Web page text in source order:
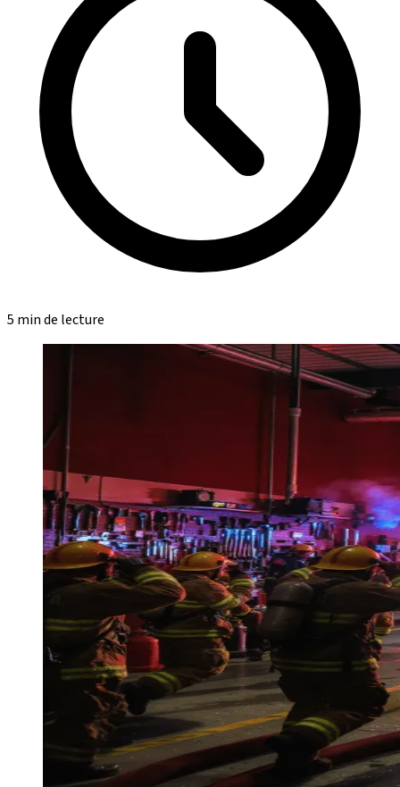
5 min de lecture